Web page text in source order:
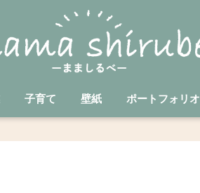
子育て 壁紙 ポートフォリオ